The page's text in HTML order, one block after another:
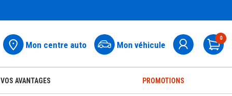
Mon centre auto Mon véhicule
0
VOS AVANTAGES PROMOTIONS